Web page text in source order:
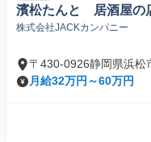
濱松たんと 居酒屋の
株式会社JACKカンパニー
〒430-0926静岡県浜松
月給32万円～60万円